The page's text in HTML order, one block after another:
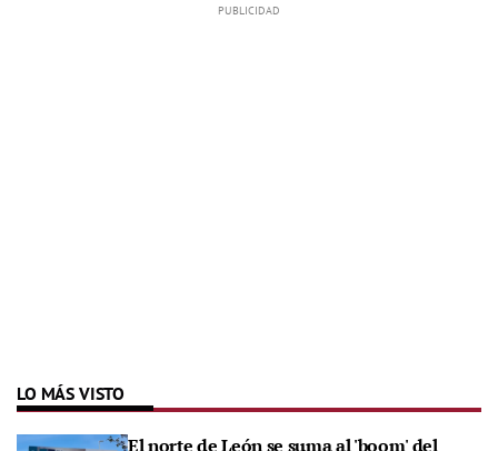
LO MÁS VISTO
El norte de León se suma al 'boom' del